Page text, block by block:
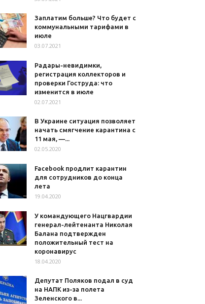
Заплатим больше? Что будет с
коммунальными тарифами в
июле
03.07.2021
Радары-невидимки,
регистрация коллекторов и
проверки Гоструда: что
изменится в июле
02.07.2021
В Украине ситуация позволяет
начать смягчение карантина с
11 мая, —...
02.05.2020
Facebook продлит карантин
для сотрудников до конца
лета
19.04.2020
У командующего Нацгвардии
генерал-лейтенанта Николая
Балана подтвержден
положительный тест на
коронавирус
18.04.2020
Депутат Поляков подал в суд
на НАПК из-за полета
Зеленского в...